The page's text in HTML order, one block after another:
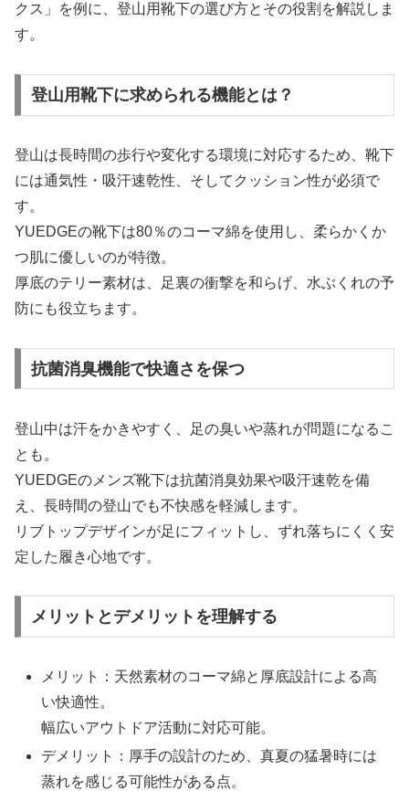
クス」を例に、登山用靴下の選び方とその役割を解説しま
す。
登山用靴下に求められる機能とは？
登山は長時間の歩行や変化する環境に対応するため、靴下
には通気性・吸汗速乾性、そしてクッション性が必須で
す。
YUEDGEの靴下は80％のコーマ綿を使用し、柔らかくか
つ肌に優しいのが特徴。
厚底のテリー素材は、足裏の衝撃を和らげ、水ぶくれの予
防にも役立ちます。
抗菌消臭機能で快適さを保つ
登山中は汗をかきやすく、足の臭いや蒸れが問題になるこ
とも。
YUEDGEのメンズ靴下は抗菌消臭効果や吸汗速乾を備
え、長時間の登山でも不快感を軽減します。
リブトップデザインが足にフィットし、ずれ落ちにくく安
定した履き心地です。
メリットとデメリットを理解する
メリット：天然素材のコーマ綿と厚底設計による高
い快適性。
幅広いアウトドア活動に対応可能。
デメリット：厚手の設計のため、真夏の猛暑時には
蒸れを感じる可能性がある点。